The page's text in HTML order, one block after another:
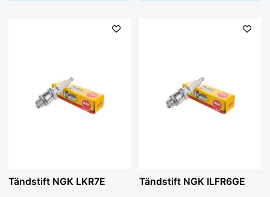
Tändstift NGK LKR7E Tändstift NGK ILFR6GE